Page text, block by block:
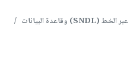
استمارة التسجيل في النظام الوطني للتوثيق عبر الخط (SNDL) وقاعدة البيانات